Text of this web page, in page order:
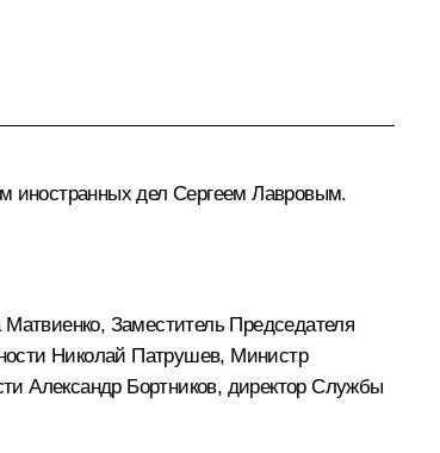
иностранных дел Сергеем Лавровым.
Матвиенко, Заместитель Председателя
Николай Патрушев, Министр
Александр Бортников, директор Службы